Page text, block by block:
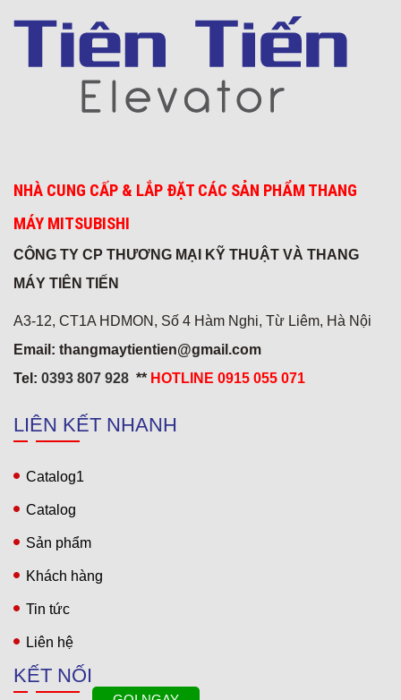
Viện chiến lược
Khách sạn 5* Hải Yến 3
NHÀ CUNG CẤP & LẮP ĐẶT CÁC SẢN PHẨM THANG
MÁY MITSUBISHI
CÔNG TY CP THƯƠNG MẠI KỸ THUẬT VÀ THANG
MÁY TIÊN TIẾN
A3-12, CT1A HDMON, Số 4 Hàm Nghi, Từ Liêm, Hà Nội
Email: thangmaytientien@gmail.com
Tel: 0393 807 928 ** HOTLINE 0915 055 071
LIÊN KẾT NHANH
Catalog1
Catalog
Sản phẩm
Khách hàng
Tin tức
Liên hệ
KẾT NỐI